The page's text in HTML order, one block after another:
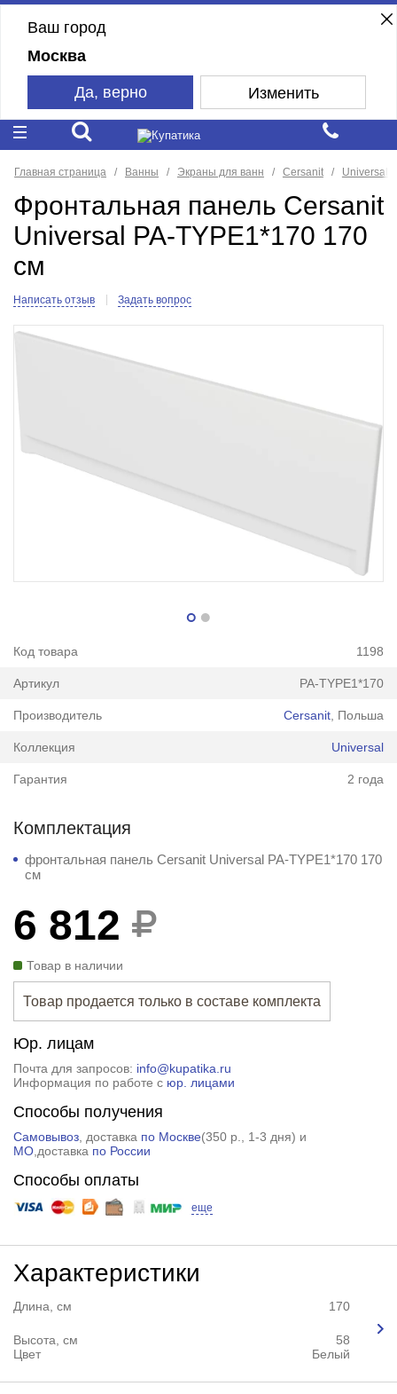
Ваш город
Москва
Да, верно Изменить
Главная страница Ванны Экраны для ванн Cersanit Universal
Фронтальная панель Cersanit
Universal PA-TYPE1*170 170
см
Написать отзыв Задать вопрос
Код товара 1198
Артикул PA-TYPE1*170
Производитель Cersanit , Польша
Коллекция Universal
Гарантия 2 года
Комплектация
фронтальная панель Cersanit Universal PA-TYPE1*170 170
см
6 812
Товар в наличии
Товар продается только в составе комплекта
Юр. лицам
Почта для запросов: info@kupatika.ru
Информация по работе с юр. лицами
Способы получения
Самовывоз, доставка по Москве(350 р.
, 1-3 дня) и
МО,доставка по России
Способы оплаты
еще
Характеристики
Длина, см 170
Высота, см
58
Цвет
Белый